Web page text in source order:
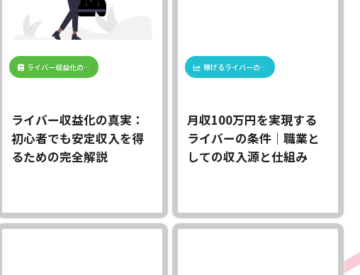
ライバー収益化の…
ライバー収益化の真実：
初心者でも安定収入を得
るための完全解説
稼げるライバーの…
月収100万円を実現する
ライバーの条件｜職業と
しての収入源と仕組み